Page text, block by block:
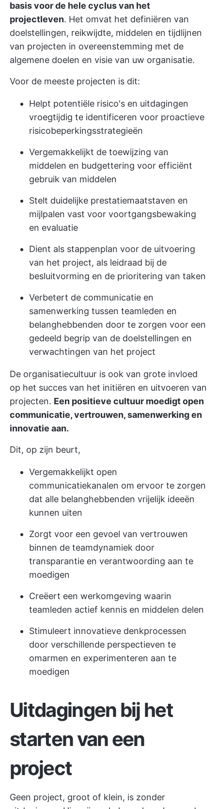
basis voor de hele cyclus van het
projectleven. Het omvat het definiëren van
doelstellingen, reikwijdte, middelen en tijdlijnen
van projecten in overeenstemming met de
algemene doelen en visie van uw organisatie.
Voor de meeste projecten is dit:
Helpt potentiële risico's en uitdagingen
vroegtijdig te identificeren voor proactieve
risicobeperkingsstrategieën
Vergemakkelijkt de toewijzing van
middelen en budgettering voor efficiënt
gebruik van middelen
Stelt duidelijke prestatiemaatstaven en
mijlpalen vast voor voortgangsbewaking
en evaluatie
Dient als stappenplan voor de uitvoering
van het project, als leidraad bij de
besluitvorming en de prioritering van taken
Verbetert de communicatie en
samenwerking tussen teamleden en
belanghebbenden door te zorgen voor een
gedeeld begrip van de doelstellingen en
verwachtingen van het project
De organisatiecultuur is ook van grote invloed
op het succes van het initiëren en uitvoeren van
projecten. Een positieve cultuur moedigt open
communicatie, vertrouwen, samenwerking en
innovatie aan.
Dit, op zijn beurt,
Vergemakkelijkt open
communicatiekanalen om ervoor te zorgen
dat alle belanghebbenden vrijelijk ideeën
kunnen uiten
Zorgt voor een gevoel van vertrouwen
binnen de teamdynamiek door
transparantie en verantwoording aan te
moedigen
Creëert een werkomgeving waarin
teamleden actief kennis en middelen delen
Stimuleert innovatieve denkprocessen
door verschillende perspectieven te
omarmen en experimenteren aan te
moedigen
Uitdagingen bij het
starten van een
project
Geen project, groot of klein, is zonder